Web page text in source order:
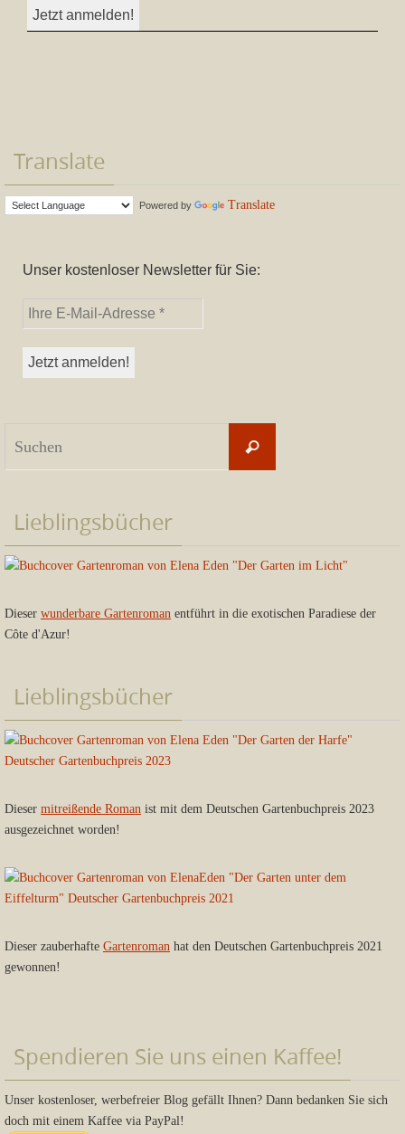
Translate
Powered by Translate
Unser kostenloser Newsletter für Sie:
Suchen
Lieblingsbücher
Dieser wunderbare Gartenroman entführt in die exotischen Paradiese der
Côte d'Azur!
Lieblingsbücher
Dieser mitreißende Roman ist mit dem Deutschen Gartenbuchpreis 2023
ausgezeichnet worden!
Dieser zauberhafte Gartenroman hat den Deutschen Gartenbuchpreis 2021
gewonnen!
Spendieren Sie uns einen Kaffee!
Unser kostenloser, werbefreier Blog gefällt Ihnen? Dann bedanken Sie sich
doch mit einem Kaffee via PayPal!